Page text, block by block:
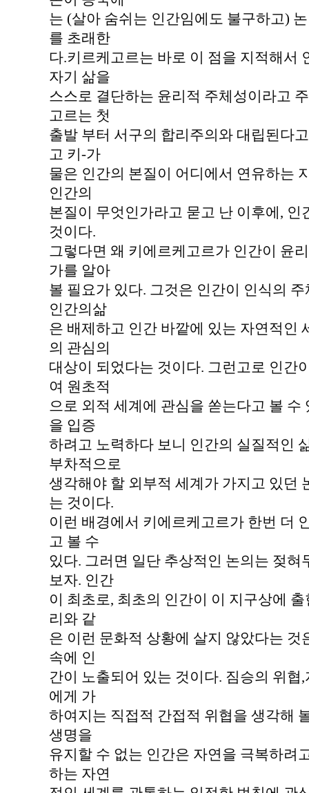
는 (살아 숨쉬는 인간임에도 불구하고)
를 초래한
다.키르케고르는 바로 이 점을 지적해서
자기 삶을
스스로 결단하는 윤리적 주체성이라고
고르는 첫
출발 부터 서구의 합리주의와 대립된다
고 키-가
물은 인간의 본질이 어디에서 연유하는
인간의
본질이 무엇인가라고 묻고 난 이후에,
것이다.
그렇다면 왜 키에르케고르가 인간이 윤
가를 알아
볼 필요가 있다. 그것은 인간이 인식의
인간의삶
은 배제하고 인간 바깥에 있는 자연적인
의 관심의
대상이 되었다는 것이다. 그런고로 인간
여 원초적
으로 외적 세계에 관심을 쏟는다고 볼 수
을 입증
하려고 노력하다 보니 인간의 실질적인
부차적으로
생각해야 할 외부적 세계가 가지고 있던
는 것이다.
이런 배경에서 키에르케고르가 한번 더
고 볼 수
있다. 그러면 일단 추상적인 논의는 젖
보자. 인간
이 최초로, 최초의 인간이 이 지구상에
리와 같
은 이런 문화적 상황에 살지 않았다는
속에 인
간이 노출되어 있는 것이다. 짐승의 위
에게 가
하여지는 직접적 간접적 위협을 생각해
생명을
유지할 수 없는 인간은 자연을 극복하려
하는 자연